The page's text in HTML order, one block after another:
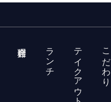
こだわり
テイクアウト
ランチ